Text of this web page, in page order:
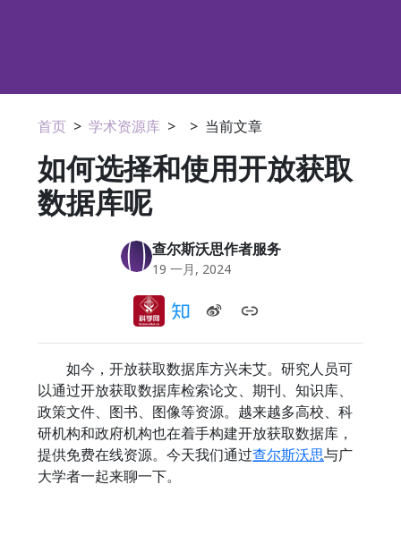
首页 > 学术资源库 > > 当前文章
如何选择和使用开放获取
数据库呢
查尔斯沃思作者服务
19 一月, 2024
如今，开放获取数据库方兴未艾。研究人员可
以通过开放获取数据库检索论文、期刊、知识库、
政策文件、图书、图像等资源。越来越多高校、科
研机构和政府机构也在着手构建开放获取数据库，
提供免费在线资源。今天我们通过查尔斯沃思与广
大学者一起来聊一下。